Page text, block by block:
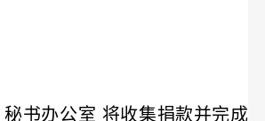
秘书办公室 将收集捐款并完成